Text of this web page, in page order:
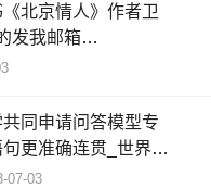
北京情人》作者卫
发我邮箱
位大神
同申请问答模型专
更准确连贯_世界热
07-03